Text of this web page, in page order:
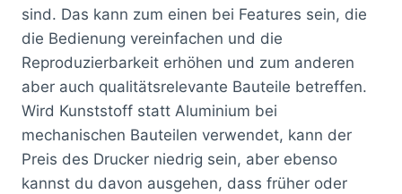
sind. Das kann zum einen bei Features sein, die
die Bedienung vereinfachen und die
Reproduzierbarkeit erhöhen und zum anderen
aber auch qualitätsrelevante Bauteile betreffen.
Wird Kunststoff statt Aluminium bei
mechanischen Bauteilen verwendet, kann der
Preis des Drucker niedrig sein, aber ebenso
kannst du davon ausgehen, dass früher oder